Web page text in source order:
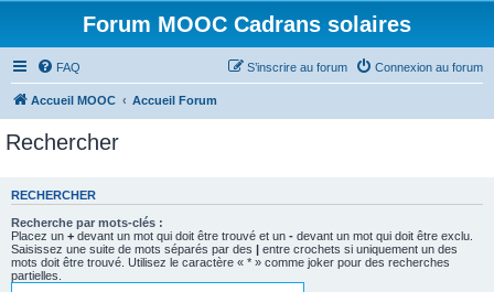
Forum MOOC Cadrans solaires
FAQ Connexion au forum
S’inscrire au forum
Accueil MOOC Accueil Forum
Rechercher
RECHERCHER
Recherche par mots-clés :
Placez un + devant un mot qui doit être trouvé et un - devant un mot qui doit être exclu.
Saisissez une suite de mots séparés par des | entre crochets si uniquement un des
mots doit être trouvé. Utilisez le caractère « * » comme joker pour des recherches
partielles.